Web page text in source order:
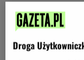
Droga